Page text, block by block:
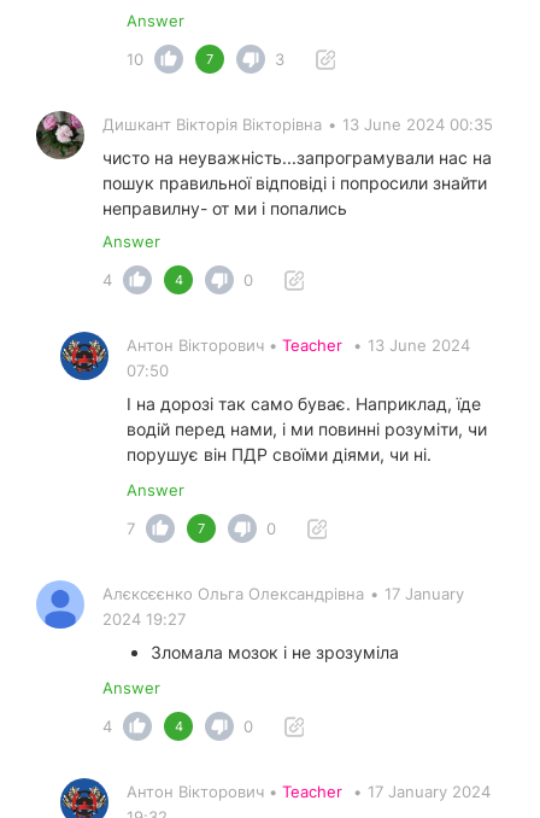
Answer
10
7 3
Дишкант Вікторія Вікторівна • 13 June 2024 00:35
чисто на неуважність...запрограмували нас на
пошук правильної відповіді і попросили знайти
неправилну- от ми і попались
Answer
4
4 0
Антон Вікторович • Teacher • 13 June 2024
07:50
І на дорозі так само буває. Наприклад, їде
водій перед нами, і ми повинні розуміти, чи
порушує він ПДР своїми діями, чи ні.
Answer
7
7 0
Алєксєєнко Ольга Олександрівна • 17 January
2024 19:27
Зломала мозок і не зрозуміла
Answer
4
4 0
Антон Вікторович • Teacher • 17 January 2024